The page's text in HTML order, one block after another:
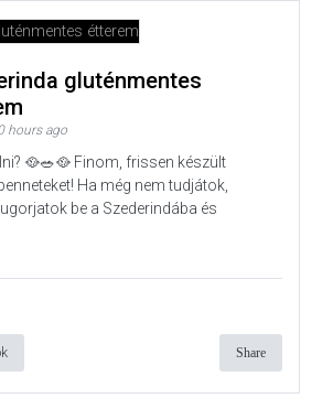
gluténmentes
hours ago
🥘🥗🥘 Finom, frissen készült
Ha még nem tudjátok,
be a Szederindába és
Share